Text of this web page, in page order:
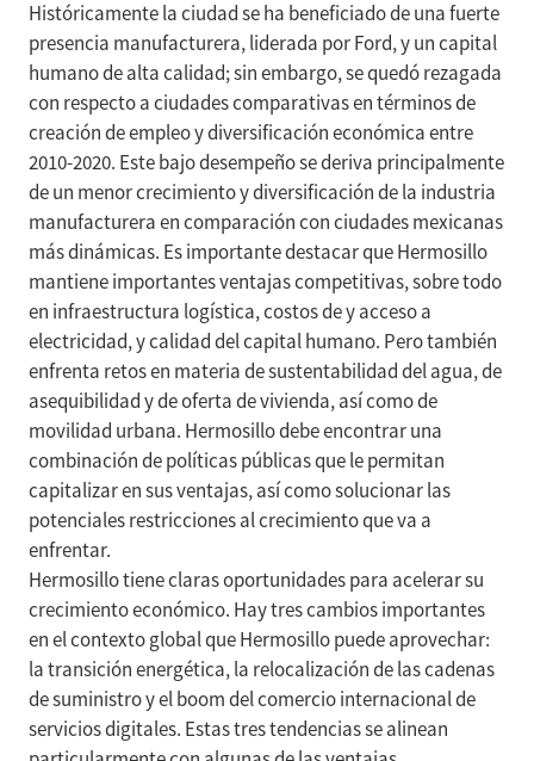
Históricamente la ciudad se ha beneficiado de una fuerte
presencia manufacturera, liderada por Ford, y un capital
humano de alta calidad; sin embargo, se quedó rezagada
con respecto a ciudades comparativas en términos de
creación de empleo y diversificación económica entre
2010-2020. Este bajo desempeño se deriva principalmente
de un menor crecimiento y diversificación de la industria
manufacturera en comparación con ciudades mexicanas
más dinámicas. Es importante destacar que Hermosillo
mantiene importantes ventajas competitivas, sobre todo
en infraestructura logística, costos de y acceso a
electricidad, y calidad del capital humano. Pero también
enfrenta retos en materia de sustentabilidad del agua, de
asequibilidad y de oferta de vivienda, así como de
movilidad urbana. Hermosillo debe encontrar una
combinación de políticas públicas que le permitan
capitalizar en sus ventajas, así como solucionar las
potenciales restricciones al crecimiento que va a
enfrentar.
Hermosillo tiene claras oportunidades para acelerar su
crecimiento económico. Hay tres cambios importantes
en el contexto global que Hermosillo puede aprovechar:
la transición energética, la relocalización de las cadenas
de suministro y el boom del comercio internacional de
servicios digitales. Estas tres tendencias se alinean